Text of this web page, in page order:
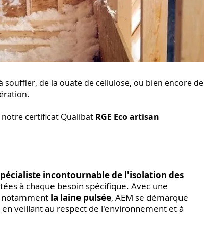
de la ouate de cellulose, ou bien encore de
notre certificat Qualibat RGE Eco artisan
incontournable de l'isolation des
à chaque besoin spécifique. Avec une
notamment la laine pulsée, AEM se démarque
veillant au respect de l'environnement et à